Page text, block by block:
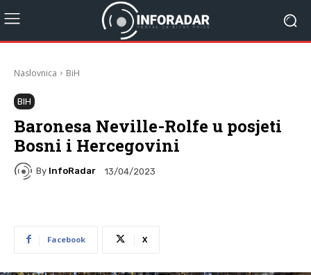
Naslovnica BiH
BIH
Baronesa Neville-Rolfe u posjeti
Bosni i Hercegovini
By InfoRadar 13/04/2023
Facebook X